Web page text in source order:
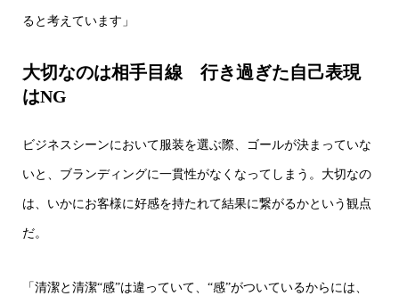
ると考えています」
大切なのは相手目線 行き過ぎた自己表現
はNG
ビジネスシーンにおいて服装を選ぶ際、ゴールが決まっていな
いと、ブランディングに一貫性がなくなってしまう。大切なの
は、いかにお客様に好感を持たれて結果に繋がるかという観点
だ。
「清潔と清潔“感”は違っていて、“感”がついているからには、